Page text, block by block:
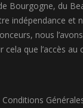
Bourgogne, du
indépendance et
nous
cela que l’accès
Conditions